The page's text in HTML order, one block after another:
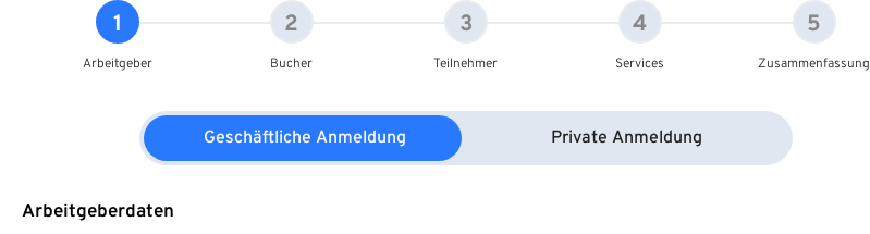
1
Arbeitgeber
2
Bucher
3
Teilnehmer
4
Services
5
Zusammenfassung
Geschäftliche Anmeldung Private Anmeldung
Arbeitgeberdaten